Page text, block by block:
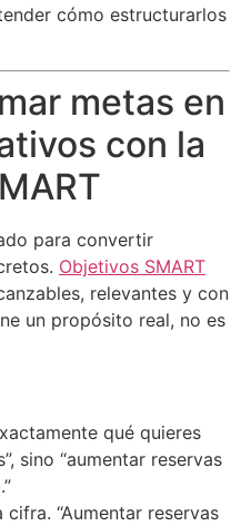
cómo estructurarlos
metas en
con la
para convertir
Objetivos SMART
relevantes y con
un propósito real, no es
qué quieres
sino “aumentar reservas
cifra. “Aumentar reservas